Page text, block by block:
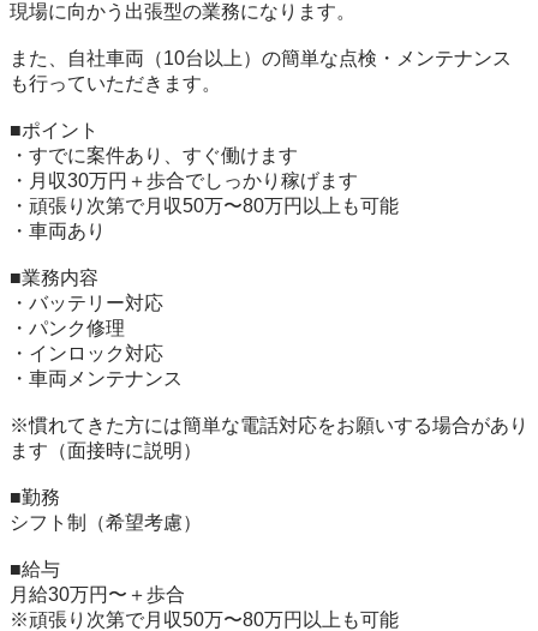
現場に向かう出張型の業務になります。
また、自社車両（10台以上）の簡単な点検・メンテナンス
も行っていただきます。
■ポイント
・すでに案件あり、すぐ働けます
・月収30万円＋歩合でしっかり稼げます
・頑張り次第で月収50万〜80万円以上も可能
・車両あり
■業務内容
・バッテリー対応
・パンク修理
・インロック対応
・車両メンテナンス
※慣れてきた方には簡単な電話対応をお願いする場合があり
ます（面接時に説明）
■勤務
シフト制（希望考慮）
■給与
月給30万円〜＋歩合
※頑張り次第で月収50万〜80万円以上も可能